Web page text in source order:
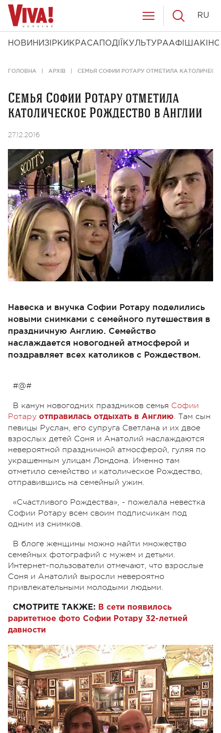
НОВИНИ ЗІРКИ КРАСА ПОДІЇ КУЛЬТУРААФІША КІНО
RU
ГОЛОВНА АРХІВ СЕМЬЯ СОФИИ РОТАРУ ОТМЕТИЛА
Семья Софии Ротару отметила
католическое Рождество в Англии
27.12.2016
Навеска и внучка Софии Ротару поделились
новыми снимками с семейного путешествия в
праздничную Англию. Семейство
наслаждается новогодней атмосферой и
поздравляет всех католиков с Рождеством.
#@#
В канун новогодних праздников семья Софии
Ротару отправилась отдыхать в Англию. Там сын
певицы Руслан, его супруга Светлана и их двое
взрослых детей Соня и Анатолий наслаждаются
невероятной праздничной атмосферой, гуляя по
украшенным улицам Лондона. Именно там
отметило семейство и католическое Рождество,
отправившись на семейный ужин.
«Счастливого Рождества», - пожелала невестка
Софии Ротару всем своим подписчикам под
одним из снимков.
В блоге женщины можно найти множество
семейных фотографий с мужем и детьми.
Интернет-пользователи отмечают, что взрослые
Соня и Анатолий выросли невероятно
привлекательными молодыми людьми.
СМОТРИТЕ ТАКЖЕ: В сети появилось
раритетное фото Софии Ротару 32-летней
давности